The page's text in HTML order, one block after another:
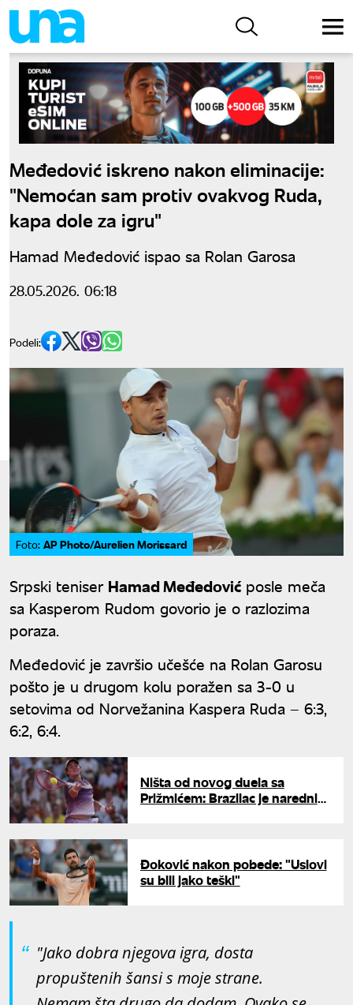
Međedović iskreno nakon eliminacije:
"Nemoćan sam protiv ovakvog Ruda,
kapa dole za igru"
Hamad Međedović ispao sa Rolan Garosa
28.05.2026. 06:18
Podeli:
Foto: AP Photo/Aurelien Morissard
Srpski teniser Hamad Međedović posle meča
sa Kasperom Rudom govorio je o razlozima
poraza.
Međedović je završio učešće na Rolan Garosu
pošto je u drugom kolu poražen sa 3-0 u
setovima od Norvežanina Kaspera Ruda – 6:3,
6:2, 6:4.
Ništa od novog duela sa
Prižmićem: Brazilac je naredni
Đoković nakon pobede: "Uslovi
su bili jako teški"
"Jako dobra njegova igra, dosta
propuštenih šansi s moje strane.